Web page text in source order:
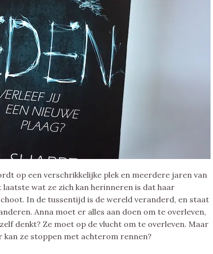
op een verschrikkelijke plek en meerdere jaren van
wat ze zich kan herinneren is dat haar
In de tussentijd is de wereld veranderd, en staat
Anna moet er alles aan doen om te overleven,
denkt? Ze moet op de vlucht om te overleven. Maar
kan ze stoppen met achterom rennen?